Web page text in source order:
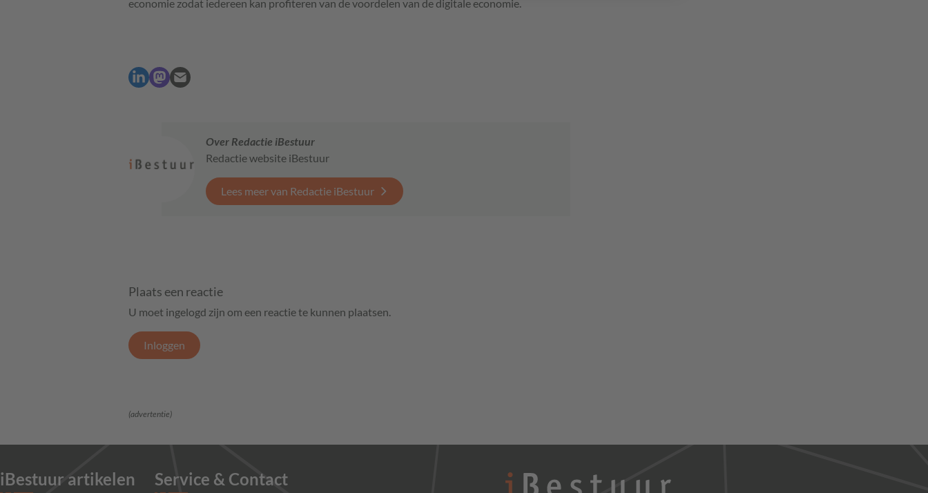
economie zodat iedereen kan profiteren van de voordelen van de digitale economie.
Over Redactie iBestuur
Redactie website iBestuur
Lees meer van Redactie iBestuur
Plaats een reactie
U moet ingelogd zijn om een reactie te kunnen plaatsen.
Inloggen
(advertentie)
iBestuur artikelen Service & Contact